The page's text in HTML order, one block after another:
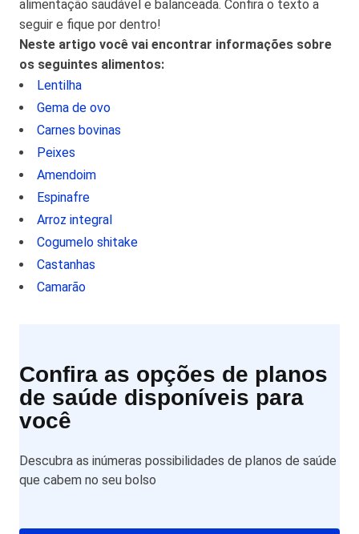
alimentação saudável e balanceada. Confira o texto a
seguir e fique por dentro!
Neste artigo você vai encontrar informações sobre
os seguintes alimentos:
Lentilha
Gema de ovo
Carnes bovinas
Peixes
Amendoim
Espinafre
Arroz integral
Cogumelo shitake
Castanhas
Camarão
Confira as opções de planos
de saúde disponíveis para
você
Descubra as inúmeras possibilidades de planos de saúde
que cabem no seu bolso